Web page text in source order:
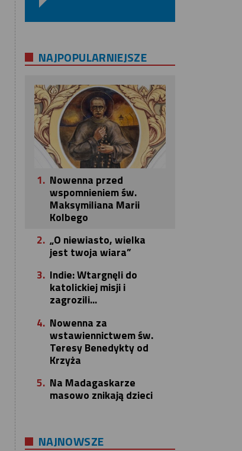
NAJPOPULARNIEJSZE
1. Nowenna przed
wspomnieniem św.
Maksymiliana Marii
Kolbego
2. „O niewiasto, wielka
jest twoja wiara”
3. Indie: Wtargnęli do
katolickiej misji i
zagrozili...
4. Nowenna za
wstawiennictwem św.
Teresy Benedykty od
Krzyża
5. Na Madagaskarze
masowo znikają dzieci
NAJNOWSZE